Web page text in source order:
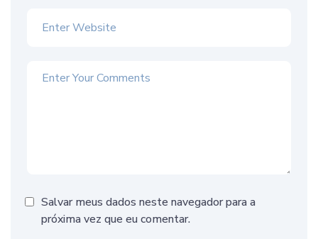
Salvar meus dados neste navegador para a
próxima vez que eu comentar.